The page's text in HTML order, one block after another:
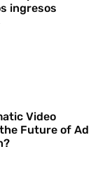
ingresos
Video
Future of Ad